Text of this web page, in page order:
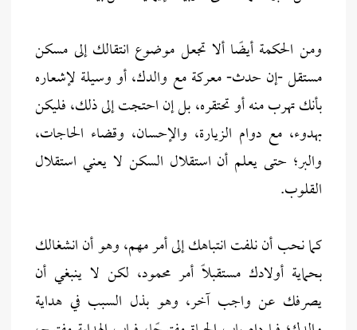
ومن الحكمة أيضًا ألا تجعل موضوع انتقالك إلى مسكن
مستقل -إن حدث- معركة مع والدك، أو وسيلة لإشعاره
بأنك تهرب منه أو تحتقره، بل إن احتجت إلى ذلك، فليكن
بهدوء، مع دوام الزيارة، والإحسان، وقضاء الحاجات،
والبر؛ حتى يعلم أن استقلال السكن لا يعني استقلال
القلوب.
كما نحب أن نلفت انتباهك إلى أمر مهم، وهو أن انشغالك
بحماية أولادك مستقبلًا أمر محمود، لكن لا ينبغي أن
يصرفك عن واجب آخر، وهو بذل السبب في هداية